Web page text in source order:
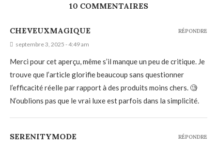
10 COMMENTAIRES
CHEVEUXMAGIQUE
septembre 3, 2025 - 4:49 am
Merci pour cet aperçu, même s’il manque un peu de critique. Je
trouve que l’article glorifie beaucoup sans questionner
l’efficacité réelle par rapport à des produits moins chers. 🧐
N’oublions pas que le vrai luxe est parfois dans la simplicité.
RÉPONDRE
SERENITYMODE RÉPONDRE